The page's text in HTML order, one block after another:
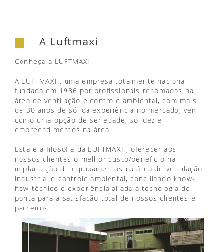
A Luftmaxi
Conheça a LUFTMAXI.
A LUFTMAXI , uma empresa totalmente nacional,
fundada em 1986 por profissionais renomados na
área de ventilação e controle ambiental, com mais
de 30 anos de sólida experiência no mercado, vem
como uma opção de seriedade, solidez e
empreendimentos na área.
Esta é a filosofia da LUFTMAXI , oferecer aos
nossos clientes o melhor custo/beneficio na
implantação de equipamentos na área de ventilação
industrial e controle ambiental, conciliando know-
how técnico e experiência aliada à tecnologia de
ponta para a satisfação total de nossos clientes e
parceiros.